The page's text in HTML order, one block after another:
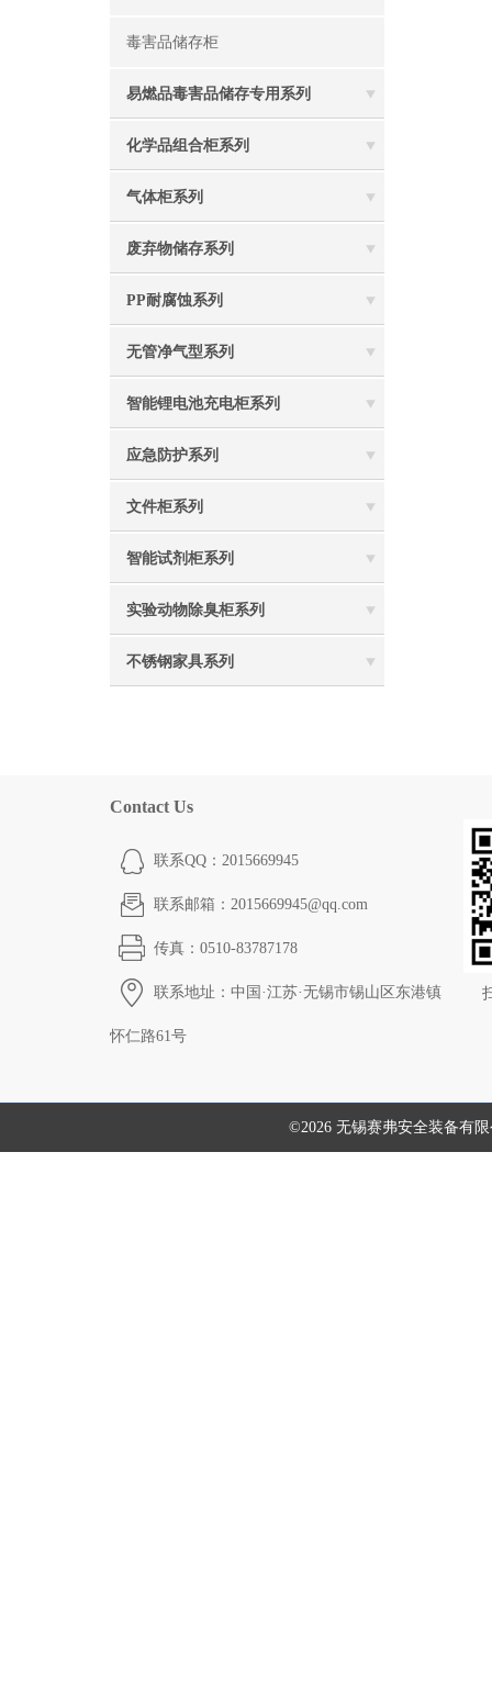
毒害品储存柜
易燃品毒害品储存专用系列
化学品组合柜系列
气体柜系列
废弃物储存系列
PP耐腐蚀系列
无管净气型系列
智能锂电池充电柜系列
应急防护系列
文件柜系列
智能试剂柜系列
实验动物除臭柜系列
不锈钢家具系列
Contact Us
联系QQ：2015669945
联系邮箱：2015669945@qq.com
传真：0510-83787178
联系地址：中国·江苏·无锡市锡山区东港镇
怀仁路61号
©2026 无锡赛弗安全装备有